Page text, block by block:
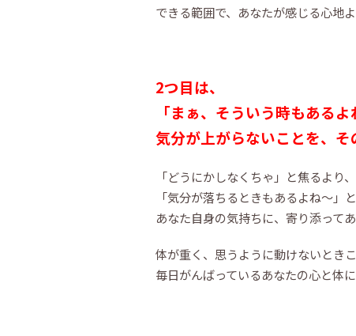
できる範囲で、あなたが感じる心地
2つ目は、
「まぁ、そういう時もあるよ
気分が上がらないことを、そ
「どうにかしなくちゃ」と焦るより、
「気分が落ちるときもあるよね〜」と
あなた自身の気持ちに、寄り添ってあ
体が重く、思うように動けないとき
毎日がんばっているあなたの心と体